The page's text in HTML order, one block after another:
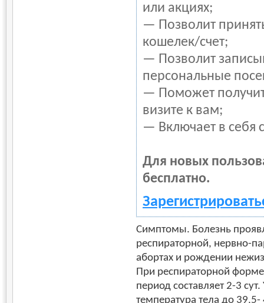
или акциях;
— Позволит
кошелек/счет;
— Позволит
персональные
— Поможет
визите к вам;
— Включает в себя
Для новых
бесплатно.
Симптомы. Болезнь
респираторной, нервно-
абортах и рождении
При респираторной
период составляет 2-3
температура тела до